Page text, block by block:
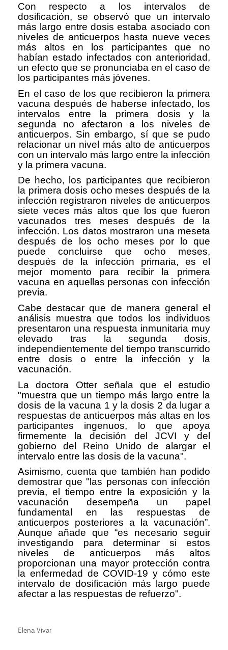
Con respecto a los intervalos de
dosificación, se observó que un intervalo
más largo entre dosis estaba asociado con
niveles de anticuerpos hasta nueve veces
más altos en los participantes que no
habían estado infectados con anterioridad,
un efecto que se pronunciaba en el caso de
los participantes más jóvenes.
En el caso de los que recibieron la primera
vacuna después de haberse infectado, los
intervalos entre la primera dosis y la
segunda no afectaron a los niveles de
anticuerpos. Sin embargo, sí que se pudo
relacionar un nivel más alto de anticuerpos
con un intervalo más largo entre la infección
y la primera vacuna.
De hecho, los participantes que recibieron
la primera dosis ocho meses después de la
infección registraron niveles de anticuerpos
siete veces más altos que los que fueron
vacunados tres meses después de la
infección. Los datos mostraron una meseta
después de los ocho meses por lo que
puede concluirse que ocho meses,
después de la infección primaria, es el
mejor momento para recibir la primera
vacuna en aquellas personas con infección
previa.
Cabe destacar que de manera general el
análisis muestra que todos los individuos
presentaron una respuesta inmunitaria muy
elevado tras la segunda dosis,
independientemente del tiempo transcurrido
entre dosis o entre la infección y la
vacunación.
La doctora Otter señala que el estudio
"muestra que un tiempo más largo entre la
dosis de la vacuna 1 y la dosis 2 da lugar a
respuestas de anticuerpos más altas en los
participantes ingenuos, lo que apoya
firmemente la decisión del JCVI y del
gobierno del Reino Unido de alargar el
intervalo entre las dosis de la vacuna".
Asimismo, cuenta que también han podido
demostrar que "las personas con infección
previa, el tiempo entre la exposición y la
vacunación desempeña un papel
fundamental en las respuestas de
anticuerpos posteriores a la vacunación”.
Aunque añade que “es necesario seguir
investigando para determinar si estos
niveles de anticuerpos más altos
proporcionan una mayor protección contra
la enfermedad de COVID-19 y cómo este
intervalo de dosificación más largo puede
afectar a las respuestas de refuerzo".
Elena Vivar